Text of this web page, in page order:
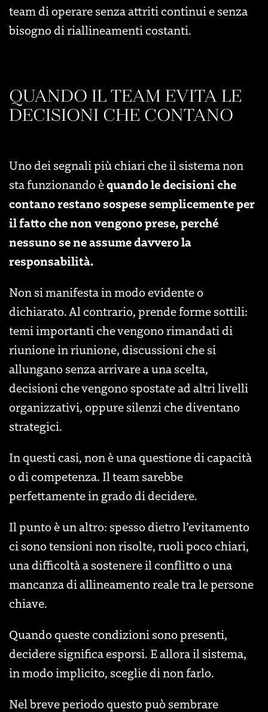
team di operare senza attriti continui e senza
bisogno di riallineamenti costanti.
QUANDO IL TEAM EVITA LE
DECISIONI CHE CONTANO
Uno dei segnali più chiari che il sistema non
sta funzionando èquando le decisioni che
contano restano sospese semplicemente per
il fatto che non vengono prese, perché
nessuno se ne assume davvero la
responsabilità.
Non si manifesta in modo evidente o
dichiarato. Al contrario, prende forme sottili:
temi importanti che vengono rimandati di
riunione in riunione, discussioni che si
allungano senza arrivare a una scelta,
decisioni che vengono spostate ad altri livelli
organizzativi, oppure silenzi che diventano
strategici.
In questi casi, non è una questione di capacità
o di competenza. Il team sarebbe
perfettamente in grado di decidere.
Il punto è un altro: spesso dietro l’evitamento
ci sono tensioni non risolte, ruoli poco chiari,
una difficoltà a sostenere il conflitto o una
mancanza di allineamento reale tra le persone
chiave.
Quando queste condizioni sono presenti,
decidere significa esporsi. E allora il sistema,
in modo implicito, sceglie di non farlo.
Nel breve periodo questo può sembrare